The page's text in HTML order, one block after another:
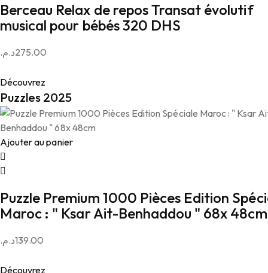
Berceau Relax de repos Transat évolutif
musical pour bébés 320 DHS
275.00د.م.
Découvrez
Puzzles 2025
Ajouter au panier
Puzzle Premium 1000 Pièces Edition
Maroc : " Ksar Ait-Benhaddou " 68x 48cm
139.00د.م.
Découvrez